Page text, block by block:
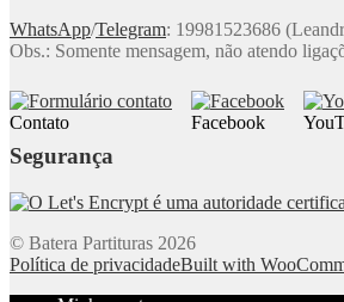
WhatsApp/Telegram: 19981523686
Obs.: Somente mensagem, não atendo
Contato Facebook
Segurança
© Batera Partituras 2026
Política de privacidadeBuilt with